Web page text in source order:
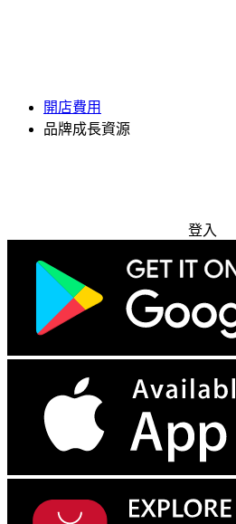
開店費用
品牌成長資源
登入